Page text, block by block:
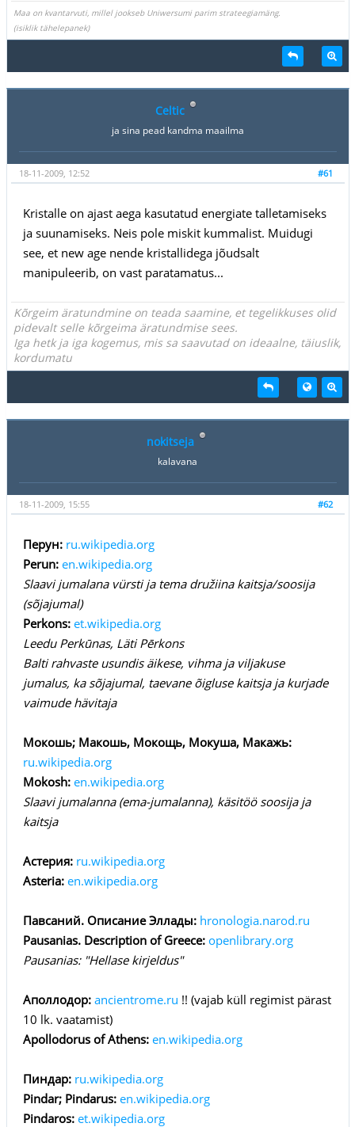
Maa on kvantarvuti, millel jookseb Uniwersumi parim strateegiamäng.
(isiklik tähelepanek)
Celtic
ja sina pead kandma maailma
#61
18-11-2009, 12:52
Kristalle on ajast aega kasutatud energiate talletamiseks
ja suunamiseks. Neis pole miskit kummalist. Muidugi
see, et new age nende kristallidega jõudsalt
manipuleerib, on vast paratamatus...
Kõrgeim äratundmine on teada saamine, et tegelikkuses olid
pidevalt selle kõrgeima äratundmise sees.
Iga hetk ja iga kogemus, mis sa saavutad on ideaalne, täiuslik,
kordumatu
nokitseja
kalavana
#62
18-11-2009, 15:55
Перун: ru.wikipedia.org
Perun: en.wikipedia.org
Slaavi jumalana vürsti ja tema družiina kaitsja/soosija
(sõjajumal)
Perkons: et.wikipedia.org
Leedu Perkūnas, Läti Pērkons
Balti rahvaste usundis äikese, vihma ja viljakuse
jumalus, ka sõjajumal, taevane õigluse kaitsja ja kurjade
vaimude hävitaja
Мокошь; Макошь, Мокощь, Мокуша, Макажь:
ru.wikipedia.org
Mokosh: en.wikipedia.org
Slaavi jumalanna (ema-jumalanna), käsitöö soosija ja
kaitsja
Астерия: ru.wikipedia.org
Asteria: en.wikipedia.org
Павсаний. Описание Эллады: hronologia.narod.ru
Pausanias. Description of Greece: openlibrary.org
Pausanias: "Hellase kirjeldus"
Аполлодор: ancientrome.ru !! (vajab küll regimist pärast
10 lk. vaatamist)
Apollodorus of Athens: en.wikipedia.org
Пиндар: ru.wikipedia.org
Pindar; Pindarus: en.wikipedia.org
Pindaros: et.wikipedia.org